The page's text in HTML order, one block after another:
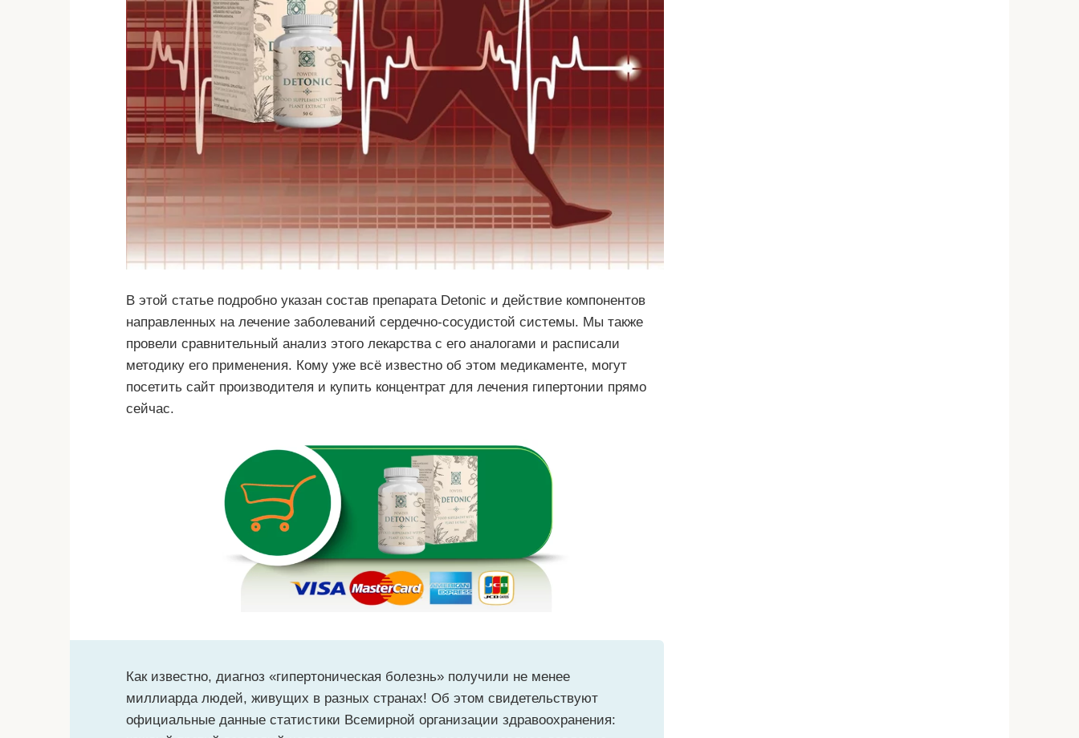
В этой статье подробно указан состав препарата Detonic и действие компонентов
направленных на лечение заболеваний сердечно-сосудистой системы. Мы также
провели сравнительный анализ этого лекарства с его аналогами и расписали
методику его применения. Кому уже всё известно об этом медикаменте, могут
посетить сайт производителя и купить концентрат для лечения гипертонии прямо
сейчас.
Как известно, диагноз «гипертоническая болезнь» получили не менее
миллиарда людей, живущих в разных странах! Об этом свидетельствуют
официальные данные статистики Всемирной организации здравоохранения: